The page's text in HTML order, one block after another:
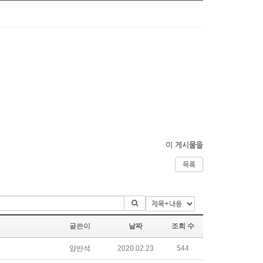
이 게시물을
목록
글쓴이 날짜 조회 수
양반석 2020.02.23 544